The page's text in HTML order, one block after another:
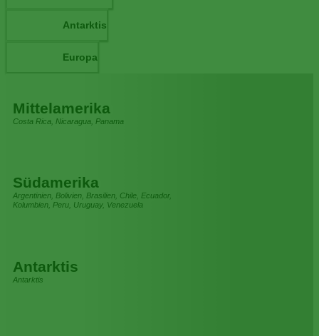
Antarktis
Europa
Mittelamerika
Costa Rica, Nicaragua, Panama
Südamerika
Argentinien, Bolivien, Brasilien, Chile, Ecuador,
Kolumbien, Peru, Uruguay, Venezuela
Antarktis
Antarktis